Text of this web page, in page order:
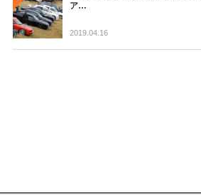
ア…
2019.04.16